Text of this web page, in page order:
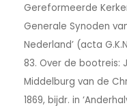
Gereformeerde
Generale Synoden
Nederland’ (acta
83. Over de bootreis:
Middelburg van de
1869, bijdr. in